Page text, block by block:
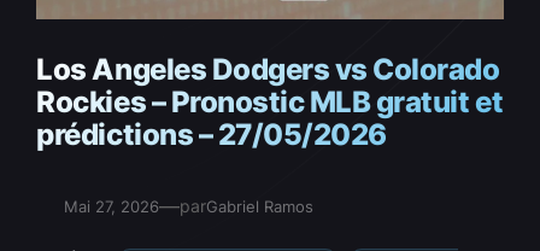
Los Angeles Dodgers vs Colorado
Rockies – Pronostic MLB gratuit et
prédictions – 27/05/2026
Mai 27, 2026—parGabriel Ramos